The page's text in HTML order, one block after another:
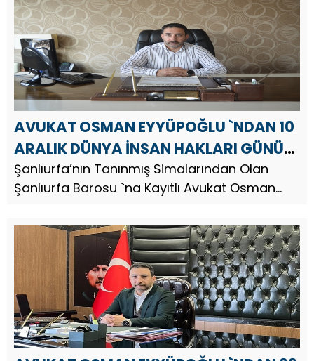
Eyyüpoğlu, mesajında şu ifa...
AVUKAT OSMAN EYYÜPOĞLU `NDAN 10
ARALIK DÜNYA İNSAN HAKLARI GÜNÜ
MESAJI
Şanlıurfa’nın Tanınmış Simalarından Olan
Şanlıurfa Barosu `na Kayıtlı Avukat Osman
Günü” dolayısıyla mesaj yayınladı. Av. Osman
Eyyüpoğlu, mesajında şu ifa...